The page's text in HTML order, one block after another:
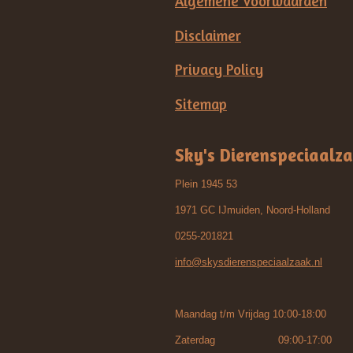
Disclaimer
Privacy Policy
Sitemap
Sky's
Plein 1945 53
1971 GC IJmuiden, Noord-Holland
0255-201821
info@skysdierenspeciaalzaak.nl
Maandag t/m Vrijdag 10:00-18:00
Zaterdag 09:00-17:00